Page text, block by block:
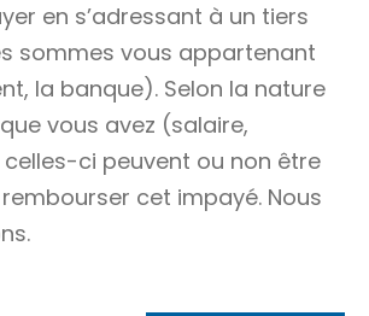
en s’adressant à un tiers
sommes vous appartenant
la banque). Selon la nature
vous avez (salaire,
ci peuvent ou non être
cet impayé. Nous